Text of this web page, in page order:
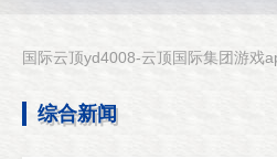
国际云顶yd4008-云顶国际集团游戏
综合新闻